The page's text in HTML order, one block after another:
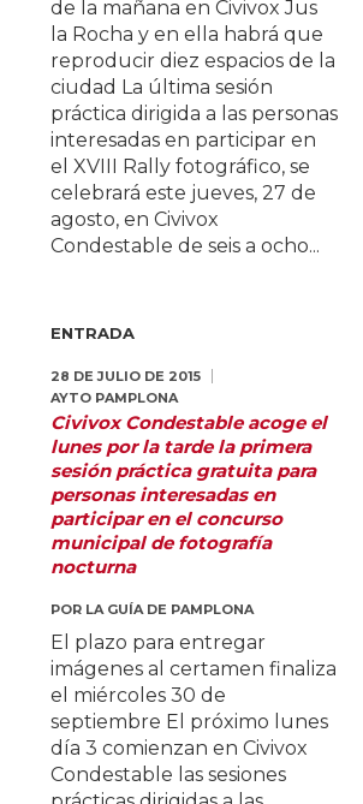
de la mañana en Civivox Jus
la Rocha y en ella habrá que
reproducir diez espacios de la
ciudad La última sesión
práctica dirigida a las personas
interesadas en participar en
el XVIII Rally fotográfico, se
celebrará este jueves, 27 de
agosto, en Civivox
Condestable de seis a ocho...
ENTRADA
28 DE JULIO DE 2015
AYTO PAMPLONA
Civivox Condestable acoge el
lunes por la tarde la primera
sesión práctica gratuita para
personas interesadas en
participar en el concurso
municipal de fotografía
nocturna
POR LA GUÍA DE PAMPLONA
El plazo para entregar
imágenes al certamen finaliza
el miércoles 30 de
septiembre El próximo lunes
día 3 comienzan en Civivox
Condestable las sesiones